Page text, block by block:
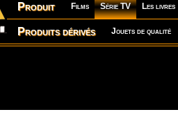
Produit Films Série TV Les livres
Produits dérivés Jouets de qualité